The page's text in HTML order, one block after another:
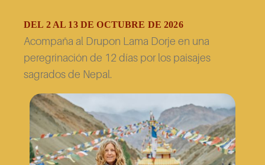
DEL 2 AL 13 DE OCTUBRE DE 2026
Acompaña al Drupon Lama Dorje en una
peregrinación de 12 días por los paisajes
sagrados de Nepal.